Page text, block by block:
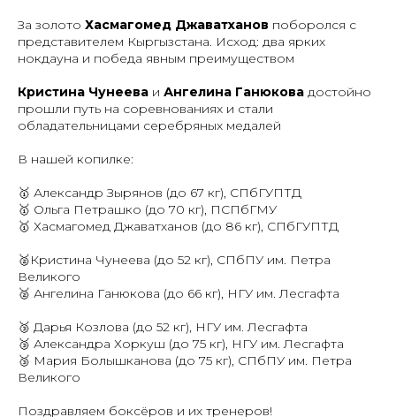
За золото Хасмагомед Джаватханов поборолся с
представителем Кыргызстана. Исход: два ярких
нокдауна и победа явным преимуществом
Кристина Чунеева и Ангелина Ганюкова достойно
прошли путь на соревнованиях и стали
обладательницами серебряных медалей
В нашей копилке:
🥇 Александр Зырянов (до 67 кг), СПбГУПТД
🥇 Ольга Петрашко (до 70 кг), ПСПбГМУ
🥇 Хасмагомед Джаватханов (до 86 кг), СПбГУПТД
🥈Кристина Чунеева (до 52 кг), СПбПУ им. Петра
Великого
🥈 Ангелина Ганюкова (до 66 кг), НГУ им. Лесгафта
🥉 Дарья Козлова (до 52 кг), НГУ им. Лесгафта
🥉 Александра Хоркуш (до 75 кг), НГУ им. Лесгафта
🥉 Мария Болышканова (до 75 кг), СПбПУ им. Петра
Великого
Поздравляем боксёров и их тренеров!